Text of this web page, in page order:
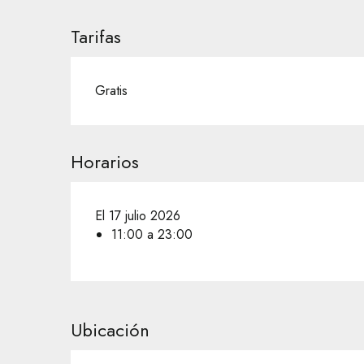
Tarifas
Gratis
Horarios
El 17 julio 2026
11:00 a 23:00
Ubicación